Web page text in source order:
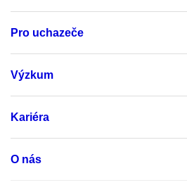
Pro uchazeče
Výzkum
Kariéra
O nás